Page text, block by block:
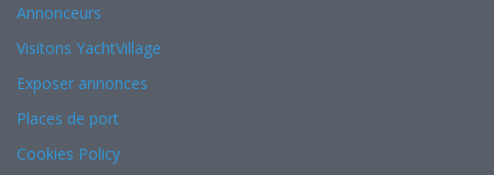
Annonceurs
Visitons YachtVillage
Exposer annonces
Places de port
Cookies Policy